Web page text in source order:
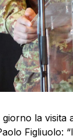
la visita
Figliuolo: